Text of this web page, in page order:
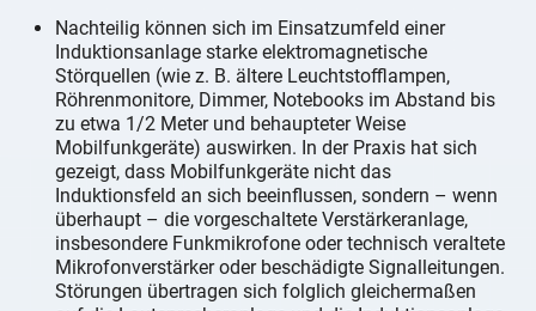
Nachteilig können sich im Einsatzumfeld einer
Induktionsanlage starke elektromagnetische
Störquellen (wie z. B. ältere Leuchtstofflampen,
Röhrenmonitore, Dimmer, Notebooks im Abstand bis
zu etwa 1/2 Meter und behaupteter Weise
Mobilfunkgeräte) auswirken. In der Praxis hat sich
gezeigt, dass Mobilfunkgeräte nicht das
Induktionsfeld an sich beeinflussen, sondern – wenn
überhaupt – die vorgeschaltete Verstärkeranlage,
insbesondere Funkmikrofone oder technisch veraltete
Mikrofonverstärker oder beschädigte Signalleitungen.
Störungen übertragen sich folglich gleichermaßen